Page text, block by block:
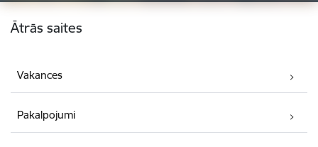
Kājene
Ātrās saites
Vakances
Pakalpojumi